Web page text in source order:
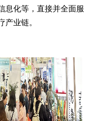
息化等，直接并全面服
产业链。